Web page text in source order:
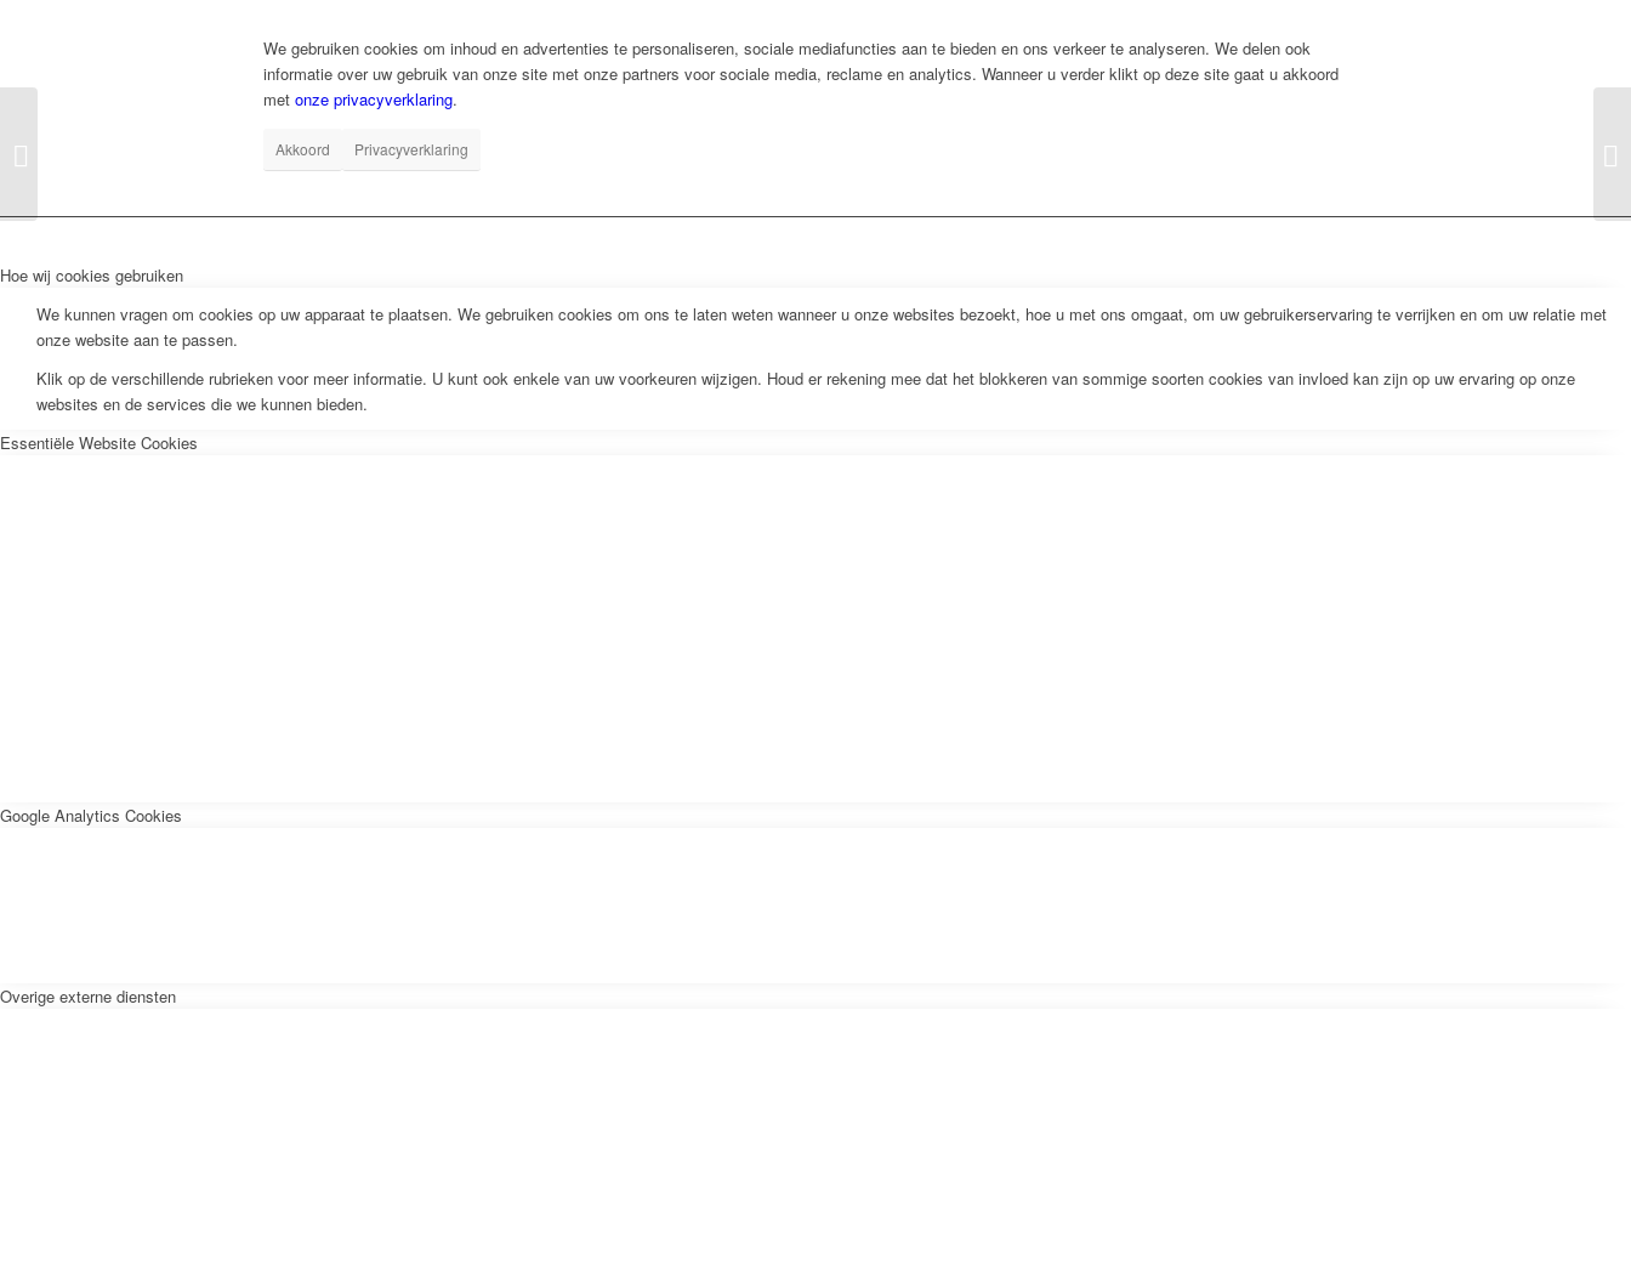
We gebruiken cookies om inhoud en advertenties te personaliseren, sociale mediafuncties aan te bieden en ons verkeer te analyseren. We delen ook
informatie over uw gebruik van onze site met onze partners voor sociale media, reclame en analytics. Wanneer u verder klikt op deze site gaat u akkoord
met onze privacyverklaring.
Akkoord Privacyverklaring
Hoe wij cookies gebruiken
We kunnen vragen om cookies op uw apparaat te plaatsen. We gebruiken cookies om ons te laten weten wanneer u onze websites bezoekt, hoe u met ons omgaat, om uw gebruikerservaring te verrijken en om uw relatie met
onze website aan te passen.
Klik op de verschillende rubrieken voor meer informatie. U kunt ook enkele van uw voorkeuren wijzigen. Houd er rekening mee dat het blokkeren van sommige soorten cookies van invloed kan zijn op uw ervaring op onze
websites en de services die we kunnen bieden.
Essentiële Website Cookies
Google Analytics Cookies
Overige externe diensten